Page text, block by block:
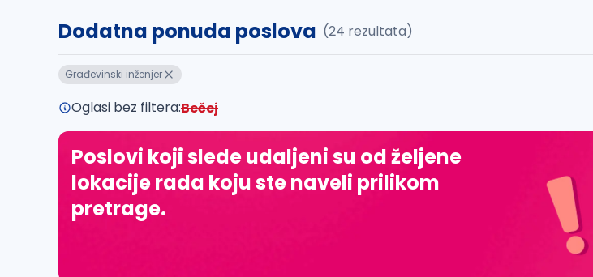
Dodatna ponuda poslova (24 rezultata)
Građevinski inženjer
Oglasi bez filtera:Bečej
Poslovi koji slede udaljeni su od željene
lokacije rada koju ste naveli prilikom
pretrage.